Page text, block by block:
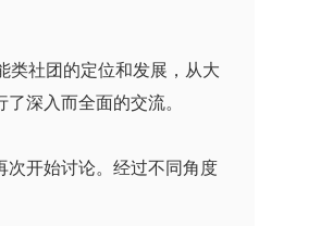
社团的定位和发展，从大
深入而全面的交流。
开始讨论。经过不同角度